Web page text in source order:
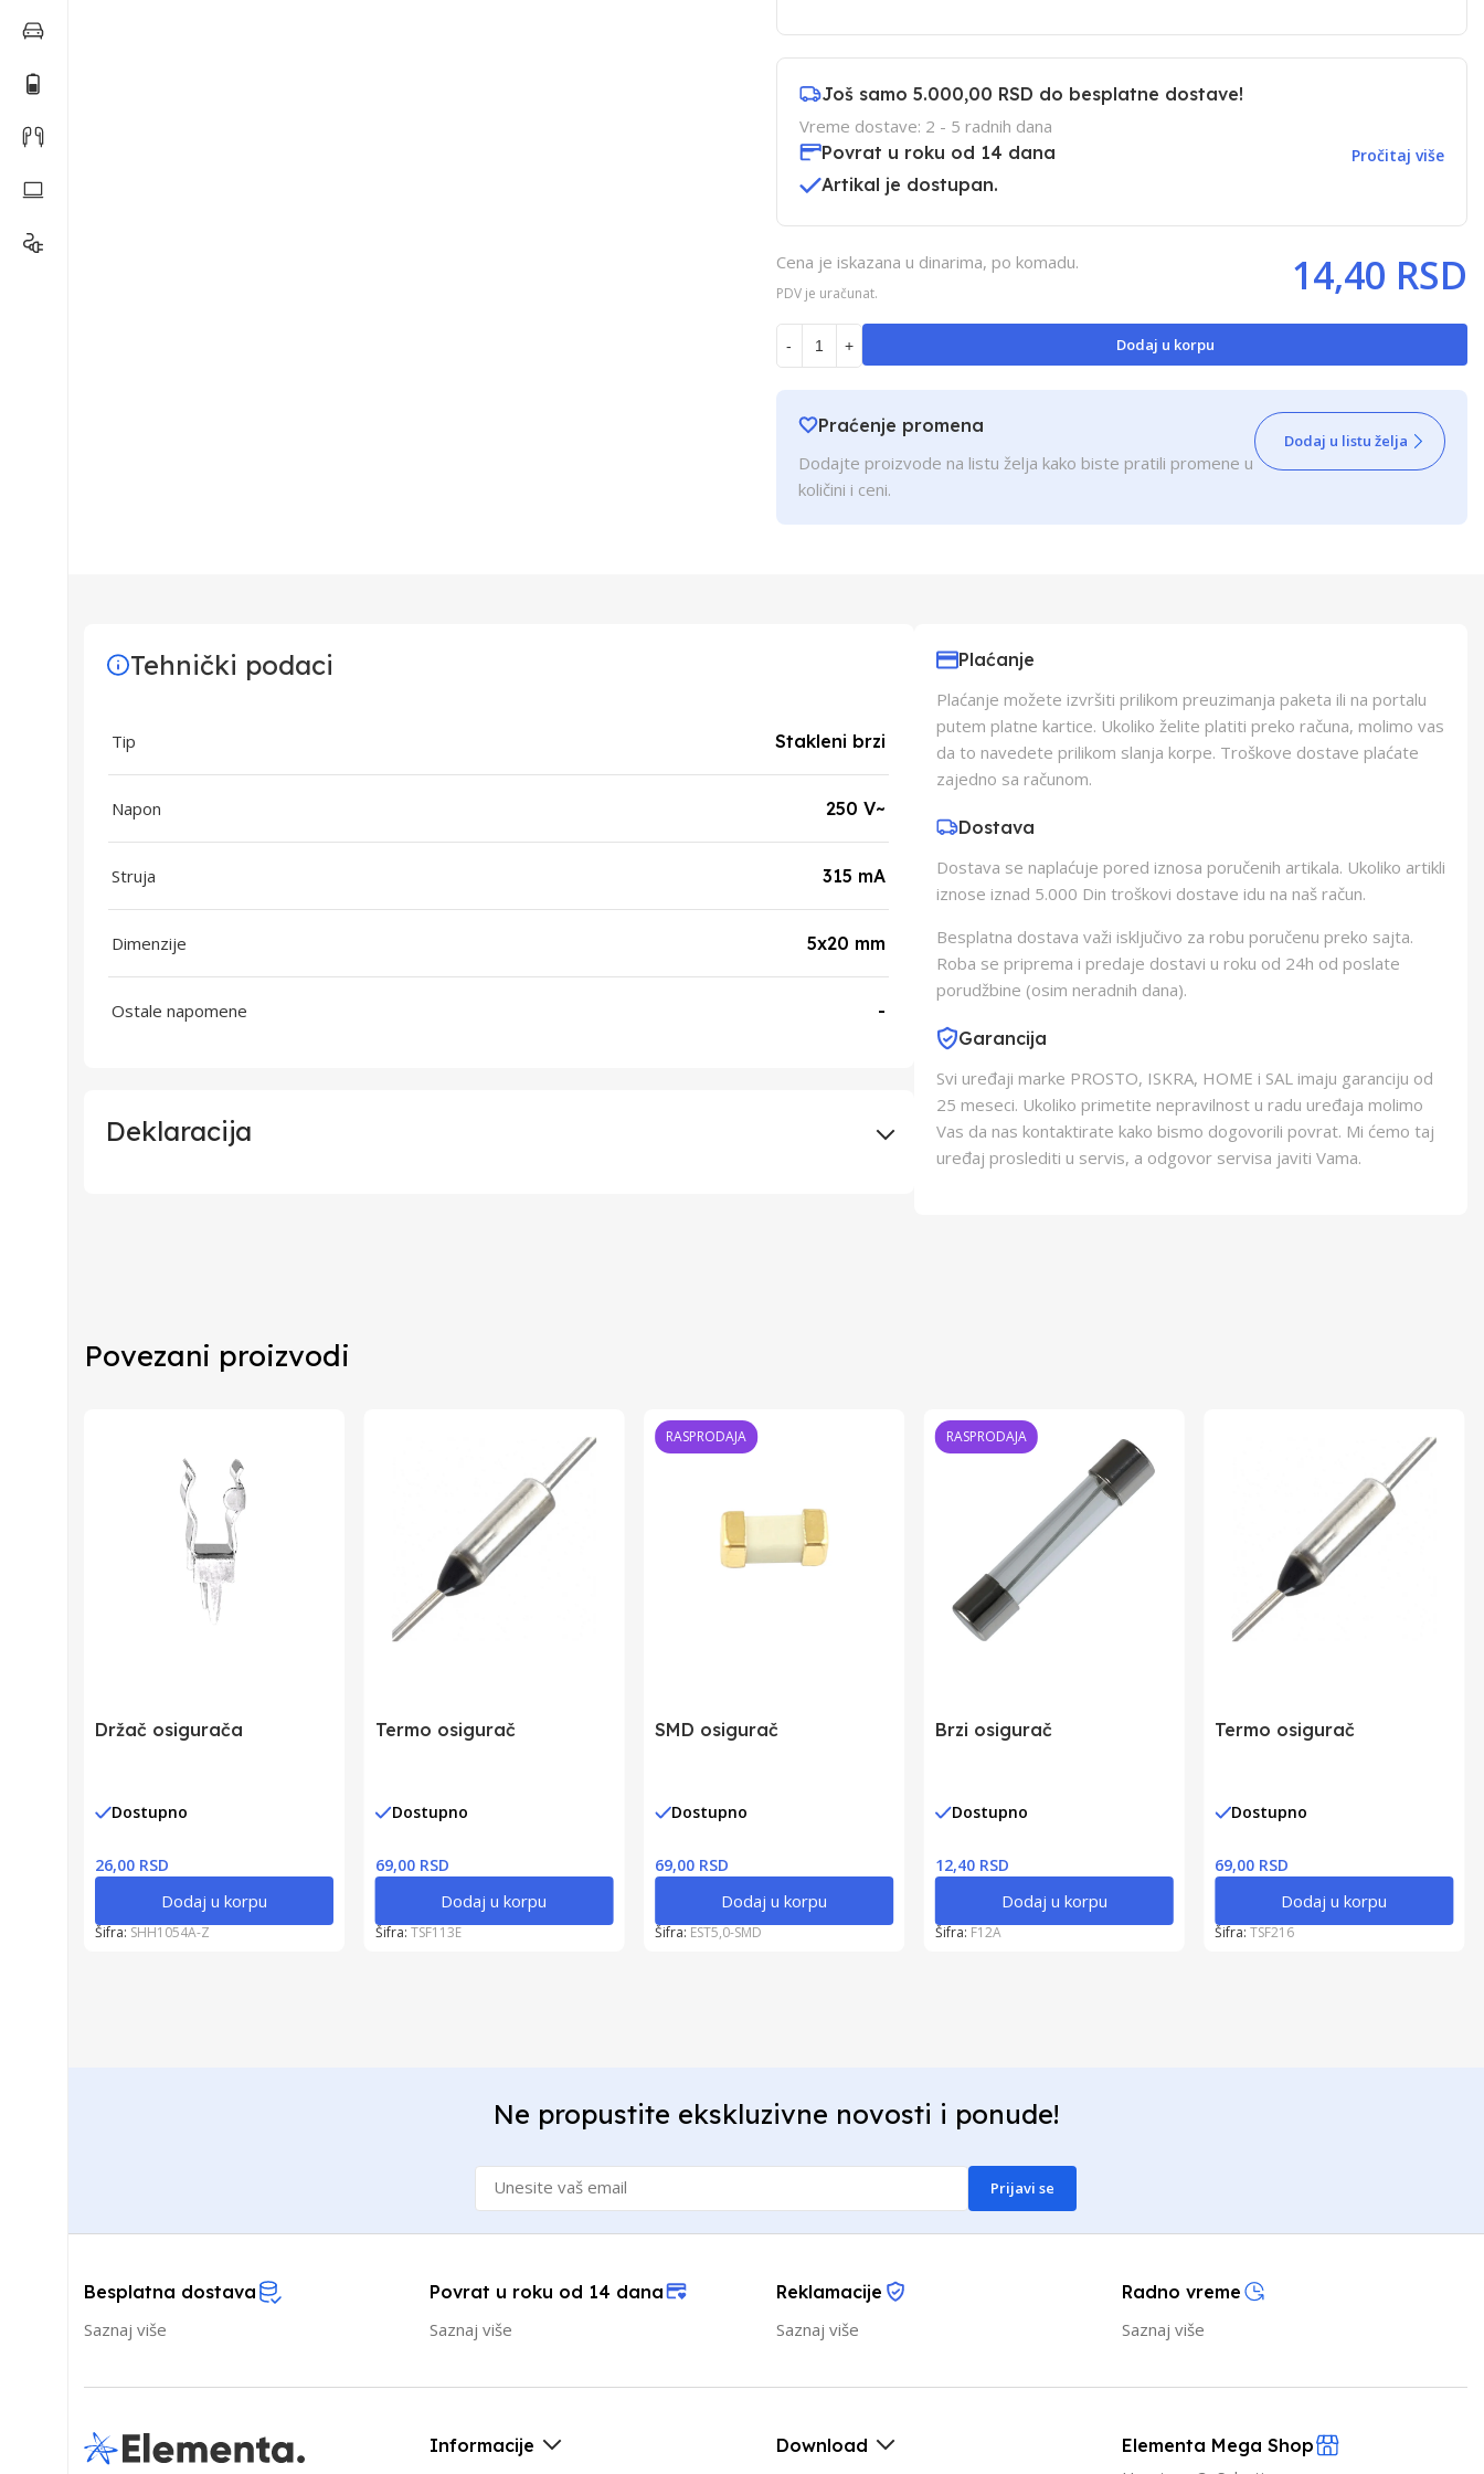
Još samo 5.000,00 RSD do besplatne dostave!
Vreme dostave: 2 - 5 radnih dana
Povrat u roku od 14 dana
Pročitaj više
Artikal je dostupan.
Cena je iskazana u dinarima, po komadu.
PDV je uračunat. 14,40 RSD
- + Dodaj u korpu
Praćenje promena
Dodajte proizvode na listu želja kako biste pratili promene u
količini i ceni.
Dodaj u listu želja
Tehnički podaci
Tip Stakleni brzi
Napon 250 V~
Struja 315 mA
Dimenzije 5x20 mm
Ostale napomene -
Deklaracija
Zemlja Porekla
Plaćanje
Plaćanje možete izvršiti prilikom preuzimanja paketa ili na portalu
putem platne kartice. Ukoliko želite platiti preko računa, molimo vas
da to navedete prilikom slanja korpe. Troškove dostave plaćate
zajedno sa računom.
Dostava
Dostava se naplaćuje pored iznosa poručenih artikala. Ukoliko artikli
iznose iznad 5.000 Din troškovi dostave idu na naš račun.
Besplatna dostava važi isključivo za robu poručenu preko sajta.
Roba se priprema i predaje dostavi u roku od 24h od poslate
porudžbine (osim neradnih dana).
Garancija
Svi uređaji marke PROSTO, ISKRA, HOME i SAL imaju garanciju od
25 meseci. Ukoliko primetite nepravilnost u radu uređaja molimo
Vas da nas kontaktirate kako bismo dogovorili povrat. Mi ćemo taj
uređaj proslediti u servis, a odgovor servisa javiti Vama.
Povezani proizvodi
Držač osigurača
Dostupno
26,00 RSD
Dodaj u korpu
Šifra: SHH1054A-Z
Termo osigurač
Dostupno
69,00 RSD
Dodaj u korpu
Šifra: TSF113E
RASPRODAJA
SMD osigurač
Dostupno
69,00 RSD
Dodaj u korpu
Šifra: EST5,0-SMD
RASPRODAJA
Brzi osigurač
Dostupno
12,40 RSD
Dodaj u korpu
Šifra: F12A
Termo osigurač
Dostupno
69,00 RSD
Dodaj u korpu
Šifra:TSF216
Ne propustite ekskluzivne novosti i ponude!
Prijavi se
Besplatna dostava
Saznaj više
Povrat u roku od 14 dana
Saznaj više
Reklamacije
Saznaj više
Radno vreme
Saznaj više
Informacije Download
Elementa Mega Shop